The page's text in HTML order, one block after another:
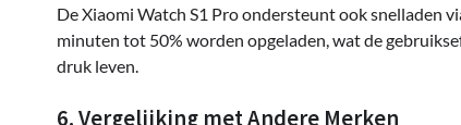
De Xiaomi Watch S1 Pro ondersteunt ook snelladen
minuten tot 50% worden opgeladen, wat de
druk leven.
6. Vergelijking met Andere Merken